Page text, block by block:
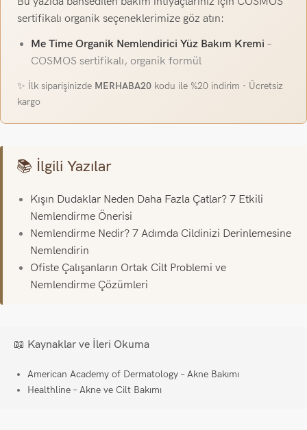
sertifikalı organik seçeneklerimize göz atın:
Me Time Organik Nemlendirici Yüz Bakım Kremi –
COSMOS sertifikalı, organik formül
✨ İlk siparişinizde MERHABA20 kodu ile %20 indirim · Ücretsiz
kargo
📚 İlgili Yazılar
Kışın Dudaklar Neden Daha Fazla Çatlar? 7 Etkili
Nemlendirme Önerisi
Nemlendirme Nedir? 7 Adımda Cildinizi Derinlemesine
Nemlendirin
Ofiste Çalışanların Ortak Cilt Problemi ve
Nemlendirme Çözümleri
📖 Kaynaklar ve İleri Okuma
American Academy of Dermatology – Akne Bakımı
Healthline – Akne ve Cilt Bakımı